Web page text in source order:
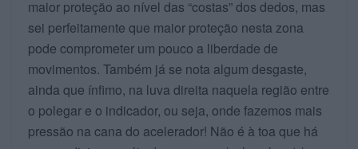
maior proteção ao nível das “costas” dos dedos, mas
sei perfeitamente que maior proteção nesta zona
pode comprometer um pouco a liberdade de
movimentos. Também já se nota algum desgaste,
ainda que ínfimo, na luva direita naquela região entre
o polegar e o indicador, ou seja, onde fazemos mais
pressão na cana do acelerador! Não é à toa que há